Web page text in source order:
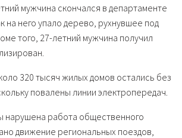
мужчина скончался в департаменте
на него упало дерево, рухнувшее под
того, 27-летний мужчина получил
320 тысяч жилых домов остались без
повалены линии электропередач.
нарушена работа общественного
движение региональных поездов,